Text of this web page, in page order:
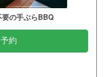
の手ぶらBBQ
約